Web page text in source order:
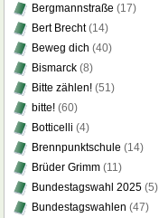
Bergmannstraße (17)
Bert Brecht(14)
Beweg dich (40)
Bismarck (8)
Bitte zählen! (51)
bitte! (60)
Botticelli (4)
Brennpunktschule (14)
Brüder Grimm (11)
Bundestagswahl 2025 (5)
Bundestagswahlen (47)